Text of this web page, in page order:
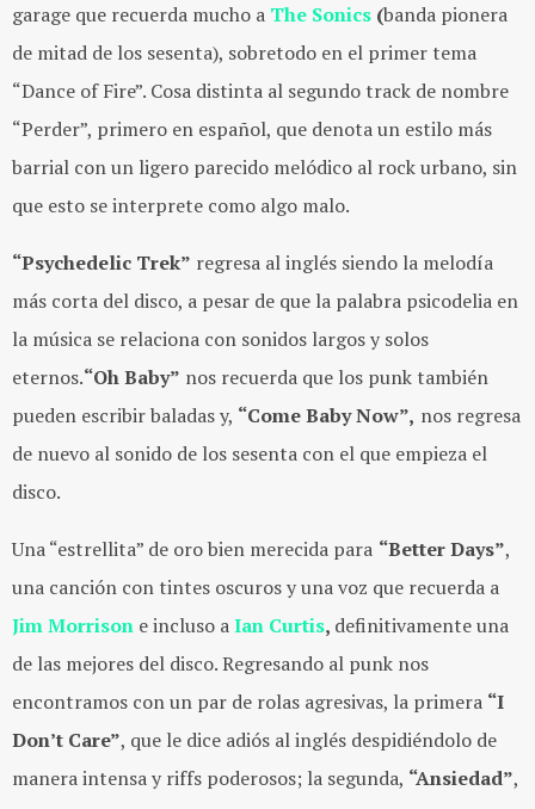
garage que recuerda mucho a The Sonics (banda pionera
de mitad de los sesenta), sobretodo en el primer tema
“Dance of Fire”. Cosa distinta al segundo track de nombre
“Perder”, primero en español, que denota un estilo más
barrial con un ligero parecido melódico al rock urbano, sin
que esto se interprete como algo malo.
“Psychedelic Trek” regresa al inglés siendo la melodía
más corta del disco, a pesar de que la palabra psicodelia en
la música se relaciona con sonidos largos y solos
eternos.“Oh Baby” nos recuerda que los punk también
pueden escribir baladas y, “Come Baby Now”, nos regresa
de nuevo al sonido de los sesenta con el que empieza el
disco.
Una “estrellita” de oro bien merecida para “Better Days”,
una canción con tintes oscuros y una voz que recuerda a
Jim Morrison e incluso aIan Curtis, definitivamente una
de las mejores del disco. Regresando al punk nos
encontramos con un par de rolas agresivas, la primera “I
Don’t Care”, que le dice adiós al inglés despidiéndolo de
manera intensa y riffs poderosos; la segunda, “Ansiedad”,